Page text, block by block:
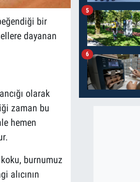
bir
dayanan
olarak
zaman bu
hemen
burnumuz
alıcının
5
6